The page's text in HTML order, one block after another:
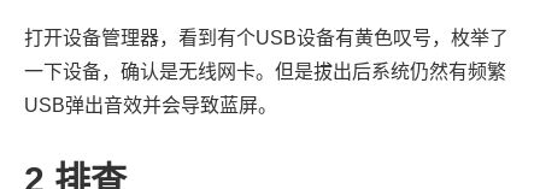
打开设备管理器，看到有个USB设备有黄色叹号，枚举了
一下设备，确认是无线网卡。但是拔出后系统仍然有频繁
USB弹出音效并会导致蓝屏。
2 排查